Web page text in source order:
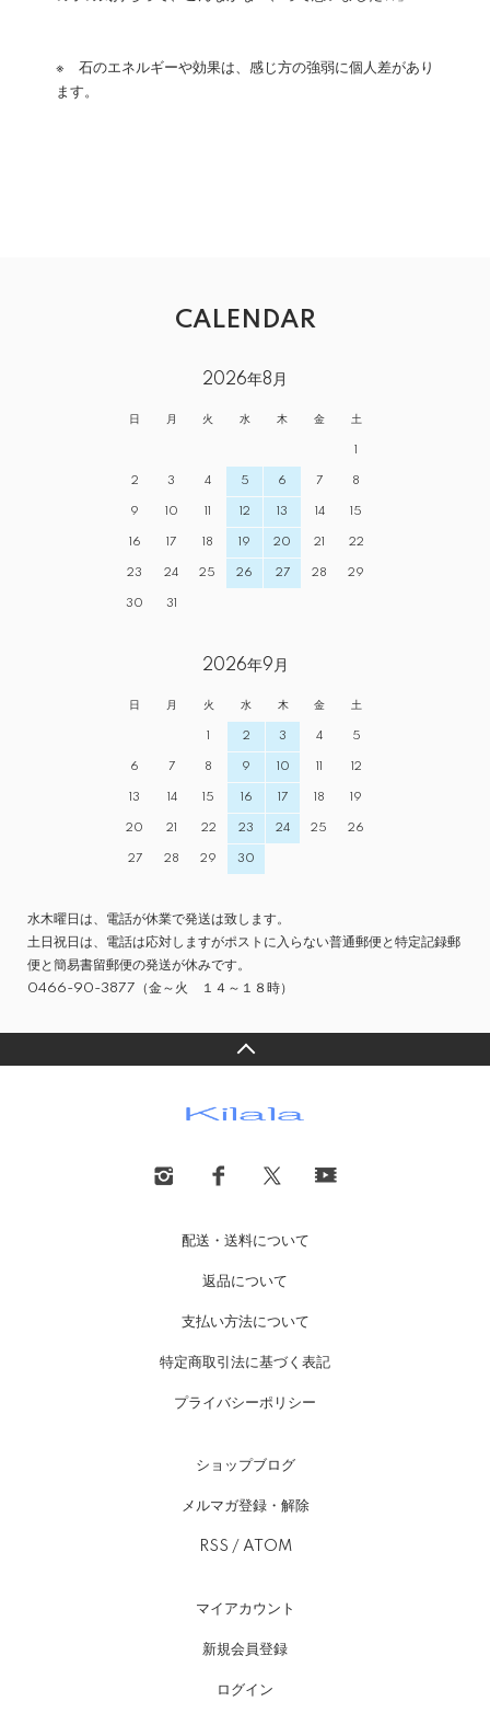
※ 石のエネルギーや効果は、感じ方の強弱に個人差があり
ます。
CALENDAR
2026年8月
日 月 火 水 木 金 土
1
2 3 4 5 6 7 8
9 10 11 12 13 14 15
16 17 18 19 20 21 22
23 24 25 26 27 28 29
30 31
2026年9月
日 月 火 水 木 金 土
1 2 3 4 5
6 7 8 9 10 11 12
13 14 15 16 17 18 19
20 21 22 23 24 25 26
27 28 29 30
水木曜日は、電話が休業で発送は致します。
土日祝日は、電話は応対しますがポストに入らない普通郵便と特定記録郵
便と簡易書留郵便の発送が休みです。
0466-90-3877（金～火 １４～１８時）
配送・送料について
返品について
支払い方法について
特定商取引法に基づく表記
プライバシーポリシー
ショップブログ
メルマガ登録・解除
RSS / ATOM
マイアカウント
新規会員登録
ログイン